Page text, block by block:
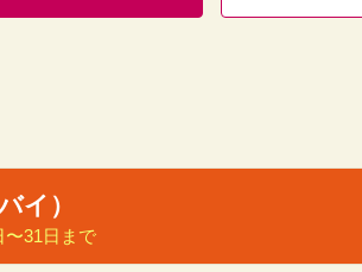
イ）
〜31日まで